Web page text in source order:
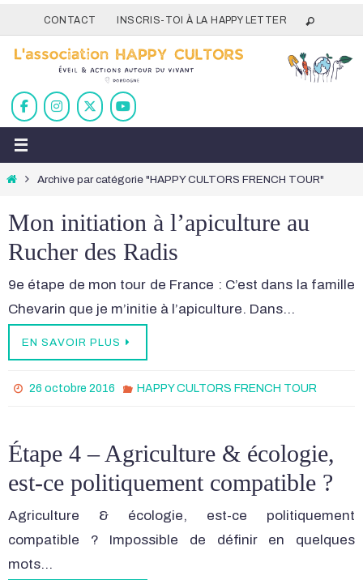
vers
contenu
CONTACT INSCRIS-TOI À LA HAPPY LETTER
HomeArchive par catégorie "HAPPY CULTORS FRENCH TOUR"
Mon initiation à l’apiculture au
Rucher des Radis
9e étape de mon tour de France : C’est dans la famille
Chevarin que je m’initie à l’apiculture. Dans…
EN SAVOIR PLUS
26 octobre 2016 HAPPY CULTORS FRENCH TOUR
Étape 4 – Agriculture & écologie,
est-ce politiquement compatible ?
Agriculture & écologie, est-ce politiquement
compatible ? Impossible de définir en quelques
mots…